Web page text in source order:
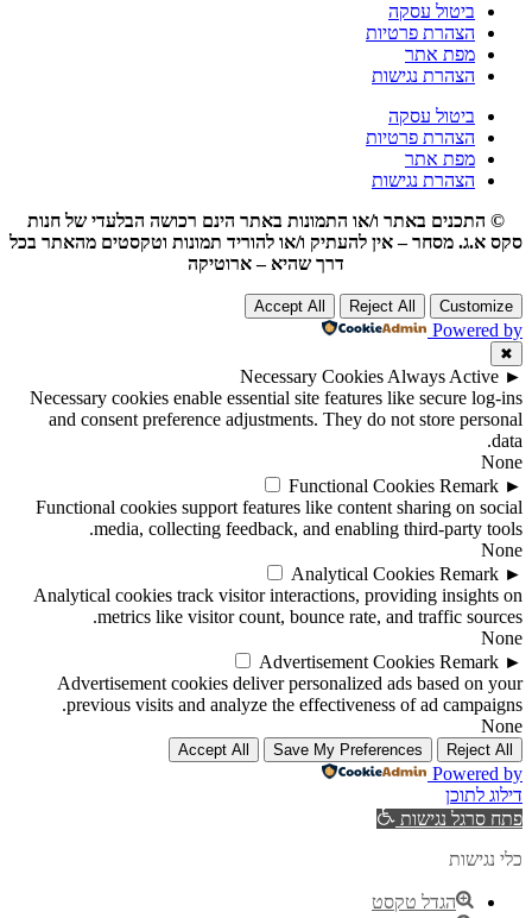
ביטול עסקה
הצהרת פרטיות
מפת אתר
הצהרת נגישות
ביטול עסקה
הצהרת פרטיות
מפת אתר
הצהרת נגישות
© התכנים באתר ו/או התמונות באתר הינם רכושה הבלעדי של חנות
סקס א.ג. מסחר – אין להעתיק ו/או להוריד תמונות וטקסטים מהאתר בכל
דרך שהיא – ארוטיקה
Customize
Reject All
Accept All
Powered by
✖
►
Necessary Cookies Always Active
Necessary cookies enable essential site features like secure log-ins
and consent preference adjustments. They do not store personal
data.
None
►
Functional Cookies Remark
Functional cookies support features like content sharing on social
media, collecting feedback, and enabling third-party tools.
None
►
Analytical Cookies Remark
Analytical cookies track visitor interactions, providing insights on
metrics like visitor count, bounce rate, and traffic sources.
None
►
Advertisement Cookies Remark
Advertisement cookies deliver personalized ads based on your
previous visits and analyze the effectiveness of ad campaigns.
None
Reject All
Save My Preferences
Accept All
Powered by
דילוג לתוכן
פתח סרגל נגישות
כלי נגישות
הגדל טקסט